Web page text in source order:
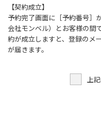
４．大きな音で音楽や楽器
ベントは除く）
５．発電機の使用。（但し
６．申込みされたサイト
ワー棟、水道など）の占有
８．その他 周りに迷惑と
【契約成立】
予約完了画面に［予約番号］
会社モンベル）とお客様の間
約が成立しますと、登録のメ
が届きます。
上